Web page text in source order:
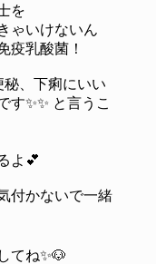
を
ゃいけないん
疫乳酸菌！
、下痢にいい
す✨✨ と言うこ
よ💕
付かないで一緒
てね✨🐶